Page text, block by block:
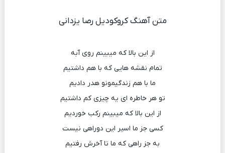
متن آهنگ کروکودیل رصا یزدانی
از این بالا که میبینم روی آبه
تمام نقشه هایی که با هم داشتیم
ما با هم زندگیمونو هدر دادیم
تو هر خاطره ای یه چیزی کم داشتیم
از این بالا که میبینم رکب خوردیم
کسی جز ما اسیر این دوراهی نیست
به جز راهی که ما تا آخرش رفتیم